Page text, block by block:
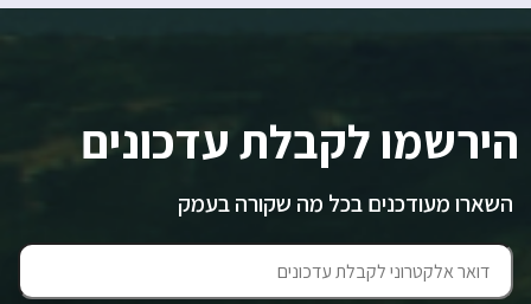
הירשמו לקבלת עדכונים
השארו מעודכנים בכל מה שקורה בעמק